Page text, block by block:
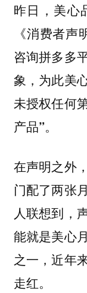
昨日，美心
《消费者声
咨询拼多多
象，为此美
未授权任何
产品”。
在声明之外
门配了两张
人联想到，
能就是美心
之一，近年
走红。